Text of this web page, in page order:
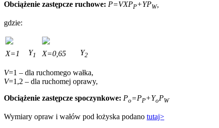
Obciążenie zastępcze ruchowe: P=VXPP+YPW,
gdzie:
X=1 Y1 X=0,65 Y2
V=1 – dla ruchomego wałka,
V=1,2 – dla ruchomej oprawy,
Obciążenie zastępcze spoczynkowe: Po=PP+YoPW
Wymiary opraw i wałów pod łożyska podano tutaj>